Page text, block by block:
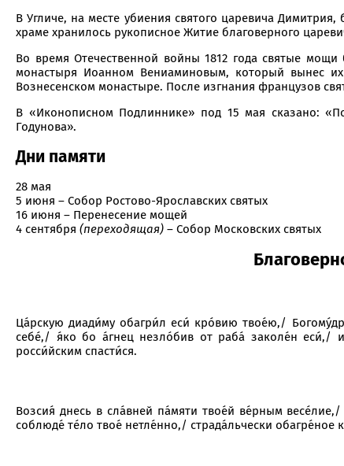
В Угличе, на месте убиения святого царевича
храме хранилось рукописное Житие благоверного
Во время Отечественной войны 1812 года святые
монастыря Иоанном Вениаминовым, который вынес
Вознесенском монастыре. После изгнания французов
В «Иконописном Подлиннике» под 15 мая сказано:
Годунова».
Дни памяти
28 мая
5 июня – Собор Ростово-Ярославских святых
16 июня – Перенесение мощей
4 сентября (переходящая) – Собор Московских святых
Ца́pскую диади́му обагpи́л еси́ кpо́вию твое́ю,/
себе́,/ я́ко бо а́гнец незло́бив от pаба́ заколе́н еси́,/
росси́йским спасти́ся.
Возсия́ днесь в сла́вней па́мяти твое́й ве́рным
соблюде́ те́ло твое́ нетле́нно,/ страда́льчески